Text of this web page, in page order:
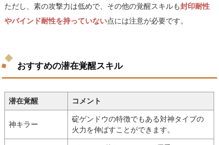
ただし、素の攻撃力は低めで、その他の覚醒スキルも封印耐性
やバインド耐性を持っていない点には注意が必要です。
おすすめの潜在覚醒スキル
潜在覚醒 コメント
神キラー
碇ゲンドウの特徴でもある対神タイプの
火力を伸ばすことができます。